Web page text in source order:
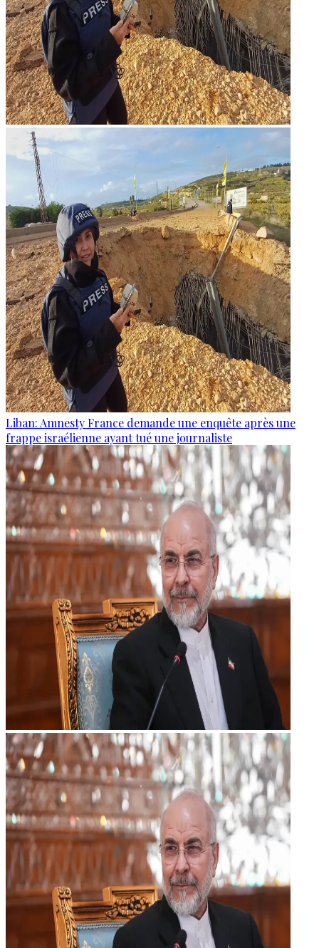
Liban: Amnesty France demande une enquête après une
frappe israélienne ayant tué une journaliste